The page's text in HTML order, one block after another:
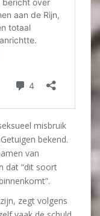
misbruik
bekend.
van
dat “dit soort
zegt volgens